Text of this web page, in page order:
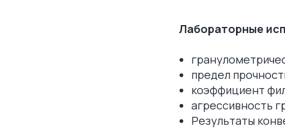
Лабораторные
предел
коэффициент
агрессивность
Результаты